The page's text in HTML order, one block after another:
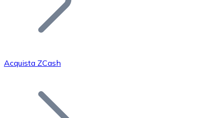
Bitcoin
Acquista ZCash